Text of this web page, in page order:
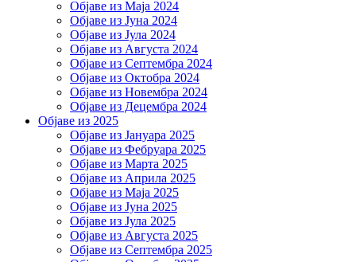
Објаве из Маја 2024
Објаве из Јуна 2024
Објаве из Јула 2024
Објаве из Августа 2024
Објаве из Септембра 2024
Објаве из Октобра 2024
Објаве из Новембра 2024
Објаве из Децембра 2024
Објаве из 2025
Објаве из Јануара 2025
Објаве из Фебруара 2025
Објаве из Марта 2025
Објаве из Априла 2025
Објаве из Маја 2025
Објаве из Јуна 2025
Објаве из Јула 2025
Објаве из Августа 2025
Објаве из Септембра 2025